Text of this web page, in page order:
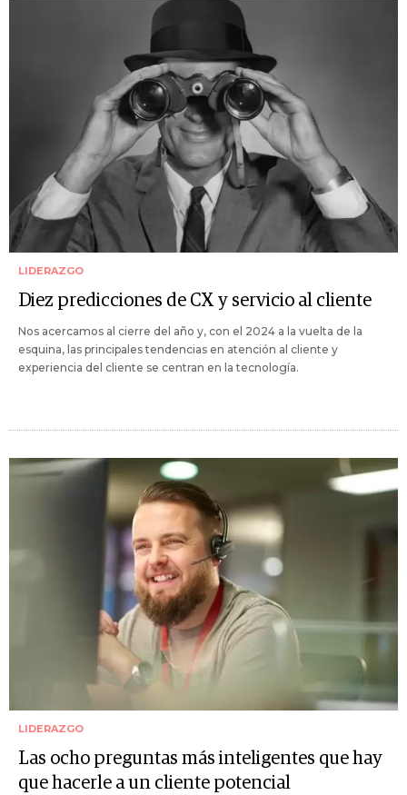
LIDERAZGO
Diez predicciones de CX y servicio al cliente
Nos acercamos al cierre del año y, con el 2024 a la vuelta de la
esquina, las principales tendencias en atención al cliente y
experiencia del cliente se centran en la tecnología.
LIDERAZGO
Las ocho preguntas más inteligentes que hay
que hacerle a un cliente potencial